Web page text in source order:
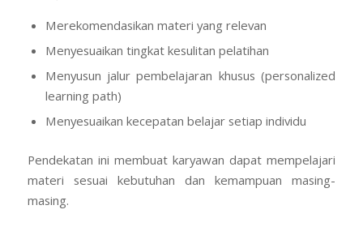
Merekomendasikan materi yang relevan
Menyesuaikan tingkat kesulitan pelatihan
Menyusun jalur pembelajaran khusus (personalized
learning path)
Menyesuaikan kecepatan belajar setiap individu
Pendekatan ini membuat karyawan dapat mempelajari
materi sesuai kebutuhan dan kemampuan masing-
masing.